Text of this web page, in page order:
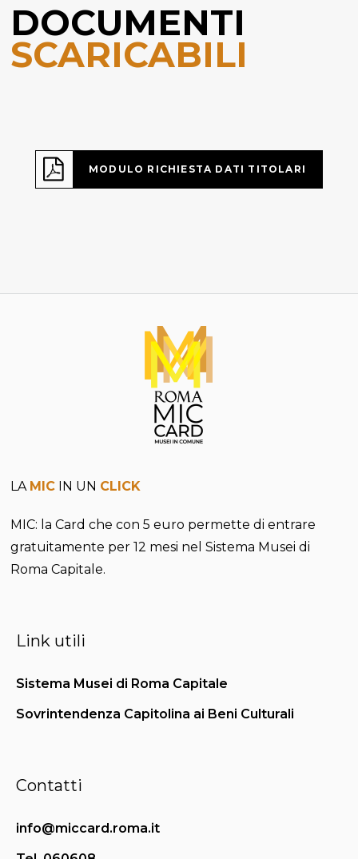
DOCUMENTI
SCARICABILI
MODULO RICHIESTA DATI TITOLARI
LA MICIN UN CLICK
MIC: la Card che con 5 euro permette di entrare
gratuitamente per 12 mesi nel Sistema Musei di
Roma Capitale.
Link utili
Sistema Musei di Roma Capitale
Sovrintendenza Capitolina ai Beni Culturali
Contatti
info@miccard.roma.it